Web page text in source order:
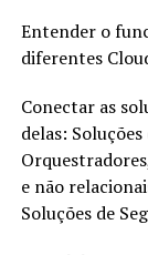
Entender o
diferentes
Conectar as
delas:
e não
Soluções de